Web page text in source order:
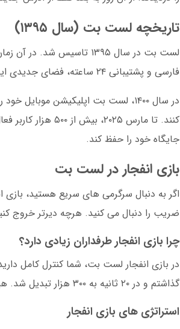
تاریخچه لست بت (سال ۱۳۹۵)
لست بت در سال ۱۳۹۵
فارسی و پشتیبانی ۲۴ ساعته، فضای جدیدی ایجاد کند. در ابتدا تنها چند بازی ساده داشت اما با گذشت زمان، خدماتش را گسترش داد.
در سال ۱۴۰۰، لست بت اپلیکیشن
کنند. تا مارس
جایگاه خود را حفظ کند.
بازی انفجار در لست بت
اگر به دنبال سرگرمی های سریع هستید،
ضریب را دنبال می کنید. هرچه دیرتر خروج
چرا بازی انفجار طرفداران زیادی دارد؟
گذاشتم و در ۲۰ ثانیه به ۳۰۰ هزار تبدیل شد. هیجان این بازی غیرقابل توصیف است.
استراتژی های بازی انفجار